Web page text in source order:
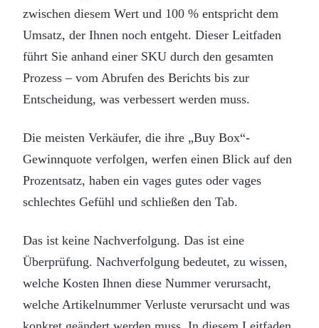
zwischen diesem Wert und 100 % entspricht dem
Umsatz, der Ihnen noch entgeht. Dieser Leitfaden
führt Sie anhand einer SKU durch den gesamten
Prozess – vom Abrufen des Berichts bis zur
Entscheidung, was verbessert werden muss.
Die meisten Verkäufer, die ihre „Buy Box“-
Gewinnquote verfolgen, werfen einen Blick auf den
Prozentsatz, haben ein vages gutes oder vages
schlechtes Gefühl und schließen den Tab.
Das ist keine Nachverfolgung. Das ist eine
Überprüfung. Nachverfolgung bedeutet, zu wissen,
welche Kosten Ihnen diese Nummer verursacht,
welche Artikelnummer Verluste verursacht und was